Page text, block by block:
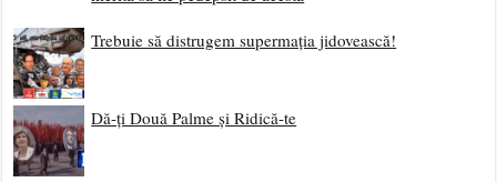
Trebuie să distrugem supermația jidovească!
Dă-ți Două Palme și Ridică-te